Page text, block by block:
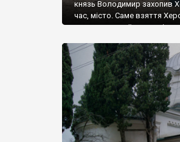
князь Володимир захопив
час, місто. Саме взяття
диктувати свої умови
Херсонесі Володимир-
християнином. А потім
Херсонесу Таврійського